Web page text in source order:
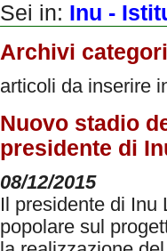
Sei in: Inu -
Archivi
articoli da inserire
Nuovo stadio
presidente di
08/12/2015
Il presidente di
popolare sul